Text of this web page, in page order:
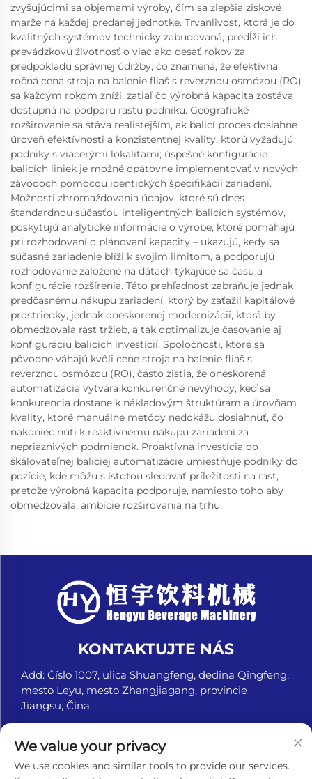
zvyšujúcimi sa objemami výroby, čím sa zlepšia ziskové
marže na každej predanej jednotke. Trvanlivosť, ktorá je do
kvalitných systémov technicky zabudovaná, predĺži ich
prevádzkovú životnosť o viac ako desať rokov za
predpokladu správnej údržby, čo znamená, že efektívna
ročná cena stroja na balenie fliaš s reverznou osmózou (RO)
sa každým rokom zníži, zatiaľ čo výrobná kapacita zostáva
dostupná na podporu rastu podniku. Geografické
rozširovanie sa stáva realistejším, ak balicí proces dosiahne
úroveň efektívnosti a konzistentnej kvality, ktorú vyžadujú
podniky s viacerými lokalitami; úspešné konfigurácie
balicích liniek je možné opätovne implementovať v nových
závodoch pomocou identických špecifikácií zariadení.
Možnosti zhromažďovania údajov, ktoré sú dnes
štandardnou súčasťou inteligentných balicích systémov,
poskytujú analytické informácie o výrobe, ktoré pomáhajú
pri rozhodovaní o plánovaní kapacity – ukazujú, kedy sa
súčasné zariadenie blíži k svojim limitom, a podporujú
rozhodovanie založené na dátach týkajúce sa času a
konfigurácie rozšírenia. Táto prehľadnosť zabraňuje jednak
predčasnému nákupu zariadení, ktorý by zaťažil kapitálové
prostriedky, jednak oneskorenej modernizácii, ktorá by
obmedzovala rast tržieb, a tak optimalizuje časovanie aj
konfiguráciu balicích investícií. Spoločnosti, ktoré sa
pôvodne váhajú kvôli cene stroja na balenie fliaš s
reverznou osmózou (RO), často zistia, že oneskorená
automatizácia vytvára konkurenčné nevýhody, keď sa
konkurencia dostane k nákladovým štruktúram a úrovňam
kvality, ktoré manuálne metódy nedokážu dosiahnuť, čo
nakoniec núti k reaktívnemu nákupu zariadení za
nepriaznivých podmienok. Proaktívna investícia do
škálovateľnej baliciej automatizácie umiestňuje podniky do
pozície, kde môžu s istotou sledovať príležitosti na rast,
pretože výrobná kapacita podporuje, namiesto toho aby
obmedzovala, ambície rozširovania na trhu.
KONTAKTUJTE NÁS
Add: Číslo 1007, ulica Shuangfeng, dedina Qingfeng,
mesto Leyu, mesto Zhangjiagang, provincie
Jiangsu, Čína
Tel.:+8618151580069
E-mail: [email protected]
We value your privacy
We use cookies and similar tools to provide our services.